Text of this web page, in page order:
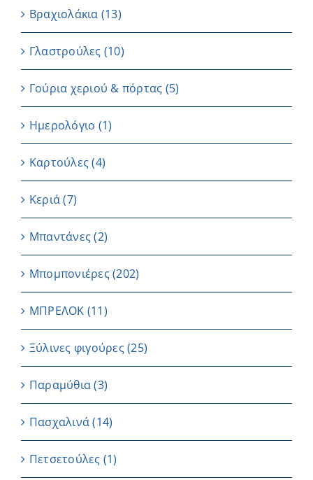
Βραχιολάκια (13)
Γλαστρούλες (10)
Γούρια χεριού & πόρτας (5)
Ημερολόγιο (1)
Καρτούλες (4)
Κεριά (7)
Μπαντάνες (2)
Μπομπονιέρες(202)
ΜΠΡΕΛΟΚ (11)
Ξύλινες φιγούρες(25)
Παραμύθια (3)
Πασχαλινά (14)
Πετσετούλες (1)